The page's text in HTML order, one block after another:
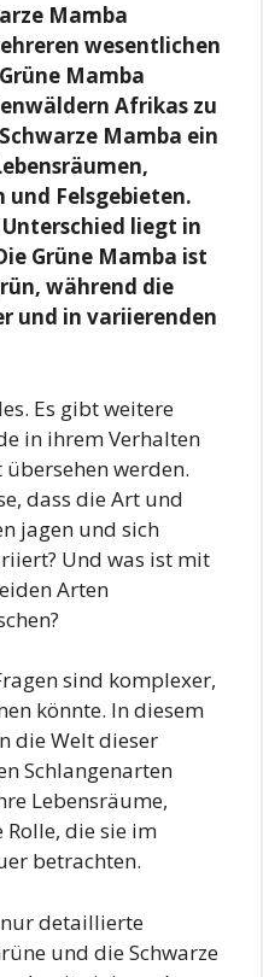
Mamba
wesentlichen
Mamba
Afrikas zu
Mamba ein
und Felsgebieten.
liegt in
Grüne Mamba ist
während die
und in variierenden
Es gibt weitere
in ihrem Verhalten
werden.
dass die Art und
jagen und sich
Und was ist mit
Arten
sind komplexer,
könnte. In diesem
die Welt dieser
Schlangenarten
Lebensräume,
die sie im
betrachten.
detaillierte
und die Schwarze